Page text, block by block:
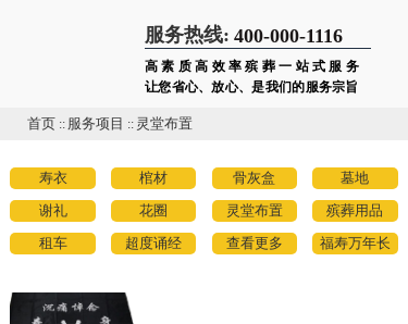
服务热线: 400-000-1116
高素质高效率殡葬一站式服务
让您省心、放心、是我们的服务宗旨
首页 :: 服务项目 :: 灵堂布置
寿衣 棺材 骨灰盒 墓地
谢礼 花圈 灵堂布置 殡葬用品
租车 超度诵经 查看更多 福寿万年长